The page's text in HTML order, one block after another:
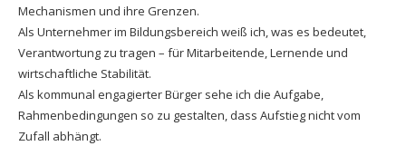
Mechanismen und ihre Grenzen.
Als Unternehmer im Bildungsbereich weiß ich, was es bedeutet,
Verantwortung zu tragen – für Mitarbeitende, Lernende und
wirtschaftliche Stabilität.
Als kommunal engagierter Bürger sehe ich die Aufgabe,
Rahmenbedingungen so zu gestalten, dass Aufstieg nicht vom
Zufall abhängt.